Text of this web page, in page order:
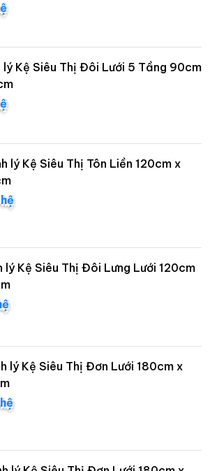
lý Kệ Siêu Thị Đôi Lưới 5 Tầng 90cm
lý Kệ Siêu Thị Tôn Liền 120cm x
lý Kệ Siêu Thị Đôi Lưng Lưới 120cm
lý Kệ Siêu Thị Đơn Lưới 180cm x